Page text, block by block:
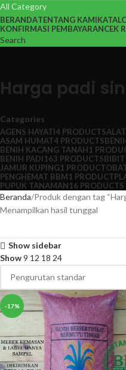
All Category
BERANDATENTANG KAMI
KONFIRMASI PEMBAYARANCEK
Search
Harga padi
Categories
AGENS HAYATI4 PRODUCTS
ASAM HUMAT4 PRODUCTS
BENIH KACANG TANAH1
BENIH PADI163 PRODUCTS
JAMUR KUPING1 PRODUCT
PENGHEMAT BBM1 PRODUCT
PUPUK TANAMAN16 PRODUCTS
Beranda Produk dengan tag
Menampilkan hasil tunggal
Show sidebar
Show9 12 18 24
-17%